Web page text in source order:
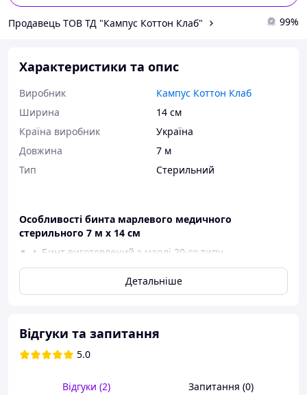
Продавець ТОВ ТД "Кампус Коттон Клаб" 99%
Характеристики та опис
Виробник
Кампус Коттон Клаб
Ширина
14 см
Країна виробник
Україна
Довжина
7 м
Тип
Стерильний
Особливості бинта марлевого медичного
стерильного 7 м х 14 см
Бинт виготовлений з марлі 20-го типу
(щільність 27 г/м2).
Чіткість в межах відхилень по довжині та
ширині.
Висока капілярність (біля 11 см).
Розривне навантаження по довжині вище
Детальніше
Відгуки та запитання
5.0
Відгуки (2) Запитання (0)